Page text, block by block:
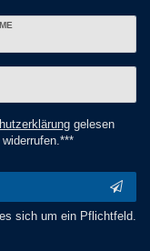
gelesen
sich um ein Pflichtfeld.